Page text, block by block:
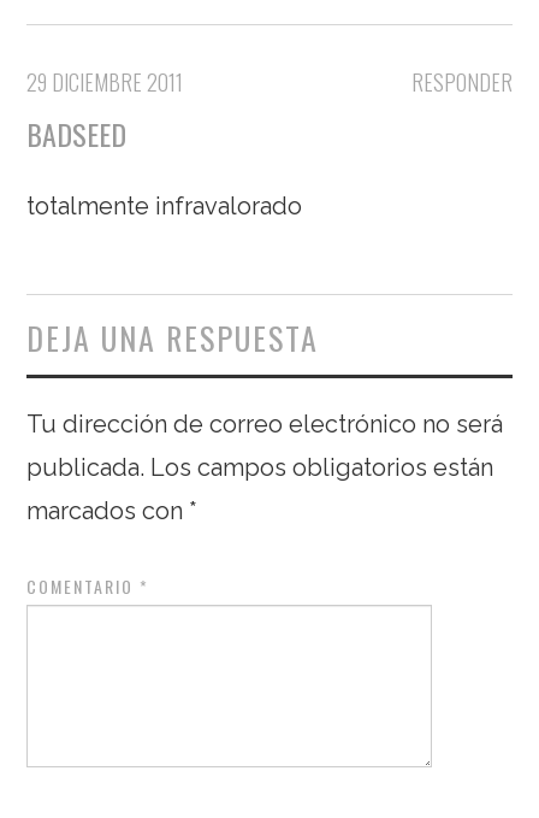
RESPONDER
29 DICIEMBRE 2011
BADSEED
totalmente infravalorado
DEJA UNA RESPUESTA
Tu dirección de correo electrónico no será
publicada. Los campos obligatorios están
marcados con *
COMENTARIO *